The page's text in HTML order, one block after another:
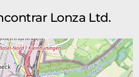
Lonza Ltd.